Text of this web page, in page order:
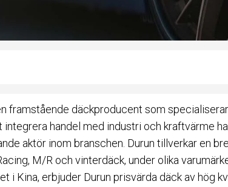
framstående däckproducent som
integrera handel med industri och kraftvärme
aktör inom branschen. Durun tillverkar en
M/R och vinterdäck, under olika
i Kina, erbjuder Durun prisvärda däck av hög